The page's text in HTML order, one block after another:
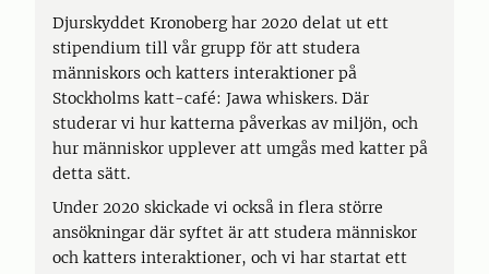
Djurskyddet Kronoberg har 2020 delat ut ett
stipendium till vår grupp för att studera
människors och katters interaktioner på
Stockholms katt-café: Jawa whiskers. Där
studerar vi hur katterna påverkas av miljön, och
hur människor upplever att umgås med katter på
detta sätt.
Under 2020 skickade vi också in flera större
ansökningar där syftet är att studera människor
och katters interaktioner, och vi har startat ett